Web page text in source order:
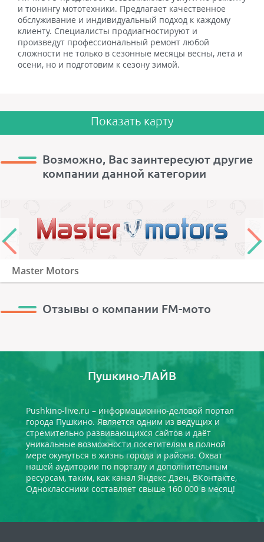
и тюнингу мототехники. Предлагает качественное
обслуживание и индивидуальный подход к каждому
клиенту. Специалисты продиагностируют и
произведут профессиональный ремонт любой
сложности не только в сезонные месяцы весны, лета и
осени, но и подготовим к сезону зимой.
Показать карту
Возможно, Вас заинтересуют другие
компании данной категории
Master Motors
Отзывы о компании FM-мото
Пушкино-ЛАЙВ
Pushkino-live.ru – информационно-деловой портал
города Пушкино. Является одним из ведущих и
стремительно развивающихся сайтов и даёт
уникальные возможности посетителям в полной
мере окунуться в жизнь города и района. Охват
нашей аудитории по порталу и дополнительным
ресурсам, таким, как канал Яндекс Дзен, ВКонтакте,
Одноклассники составляет свыше 160 000 в месяц!